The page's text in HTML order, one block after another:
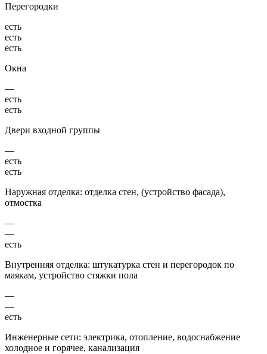
Перегородки
есть
есть
есть
Окна
—
есть
есть
Двери входной группы
—
есть
есть
Наружная отделка: отделка стен, (устройство фасада),
отмостка
—
—
есть
Внутренняя отделка: штукатурка стен и перегородок по
маякам, устройство стяжки пола
—
—
есть
Инженерные сети: электрика, отопление, водоснабжение
холодное и горячее, канализация